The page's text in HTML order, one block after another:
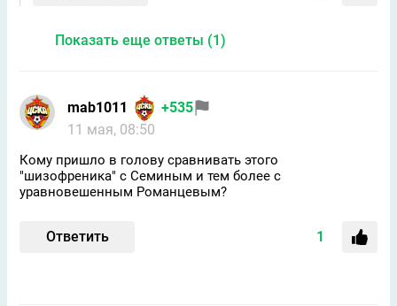
Показать еще ответы (1)
mab1011
+535
11 мая, 08:50
Кому пришло в голову сравнивать этого
"шизофреника" с Семиным и тем более с
уравновешенным Романцевым?
Ответить 1